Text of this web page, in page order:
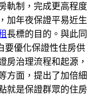
軌制，完成更高程度
加年夜保證平易近生
長標的目的。與此同
要優化保證性住房供
房治理流程和起源，
方面，提出了加倍細
就是保證群眾的住房